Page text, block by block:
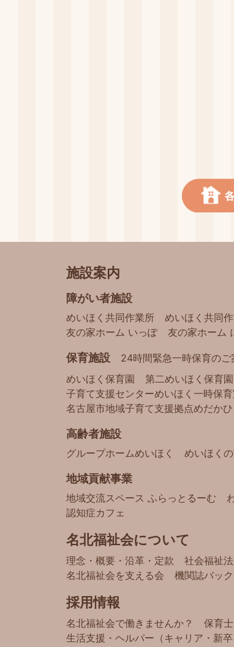
施設案内
障がい者施設
めいほく共同作業所 めいほく共同
友の家ホーム いっぽ
友の家ホーム
保育施設 24時間緊急一時保育のご
めいほく保育園
第二めいほく保育園
子育て支援センターめいほく 一時保育
名古屋市地域子育て支援拠点めだか
高齢者施設
グループホームめいほく めいほく
地域貢献事業
地域交流スペース ふらっとるーむ
認知症カフェ
名北福祉会について
理念・概要・沿革・定款 社会福祉
名北福祉会を支える会
機関誌バッ
採用情報
名北福祉会で働きませんか？ 保育
生活支援・ヘルパー（キャリア・新卒